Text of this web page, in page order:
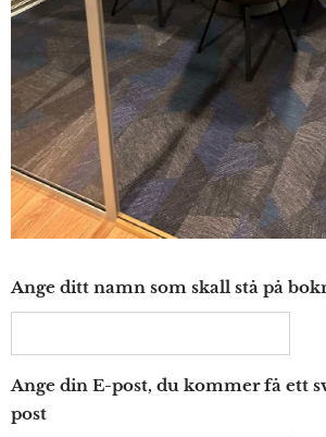
Ange ditt namn som skall stå på
Ange din E-post, du kommer få ett
post